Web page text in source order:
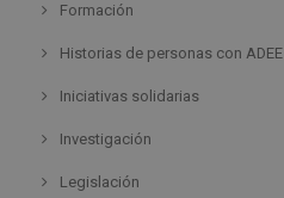
Formación
Historias de personas con ADEE
Iniciativas solidarias
Investigación
Legislación